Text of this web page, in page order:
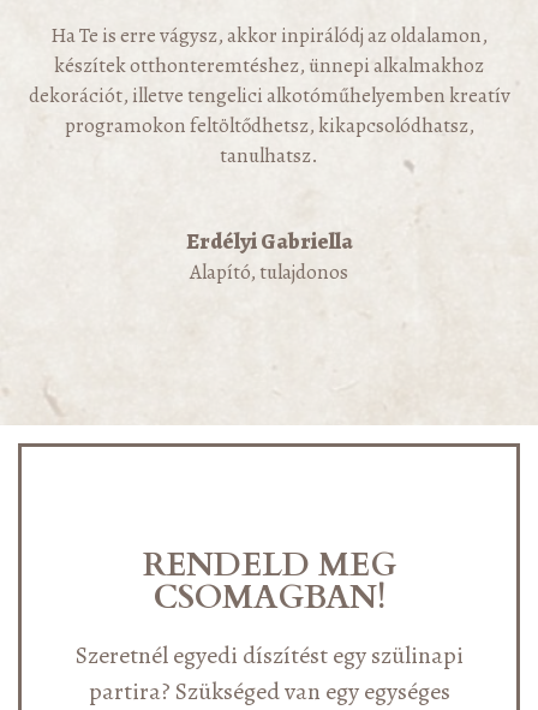
Ha Te is erre vágysz, akkor inpirálódj az oldalamon,
készítek otthonteremtéshez, ünnepi alkalmakhoz
dekorációt, illetve tengelici alkotóműhelyemben kreatív
programokon feltöltődhetsz, kikapcsolódhatsz,
tanulhatsz.
Erdélyi Gabriella
Alapító, tulajdonos
RENDELD MEG
CSOMAGBAN!
Szeretnél egyedi díszítést egy szülinapi
partira? Szükséged van egy egységes